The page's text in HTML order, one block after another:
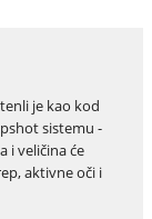
je kao kod
sistemu -
i veličina će
aktivne oči i